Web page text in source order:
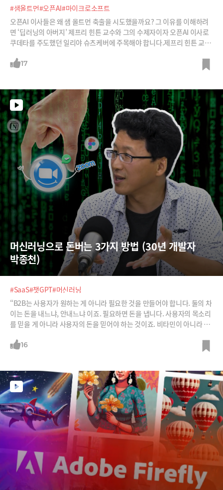
#샘올트먼#오픈AI#마이크로소프트
오픈AI 이사들은 왜 샘 올트먼 축출을 시도했을까요? 그 이유를 이해하려
면 ‘딥러닝의 아버지’ 제프리 힌튼 교수와 그의 수제자이자 오픈AI 이사로
쿠데타를 주도했던 일리야 슈츠케버에 주목해야 합니다.제프리 힌튼 교수
다 더 우수한 언어모델을 가지고 있었음에도 위험성을 고려해 발표하지 않
부작용과 역기능을 막기 위해서 이득의 두배가 넘는 돈을 지불해야 할 것이
다”라고 했죠. 제프리 힌튼의 아바타로 불리자 그의 수제자였던 인물이 바
로 일리야 수츠케버입니다.오픈AI는 설립목적이 안전한 인공일반지능(A
GI) 개발입니다. AI 개발이 아니라 ‘안전한’ AI 개발이 목적입니다. 오픈AI
이사회가 오픈AI 경영을 맡겠다는 일론 머스크의 제안을 거절한 것도 이때
문이었죠. 이번 쿠데타 역시
17
머신러닝으로 돈버는 3가지 방법 (30년 개발자
박종천)
#SaaS#챗GPT#머신러닝
“B2B는 사용자가 원하는 게 아니라 필요한 것을 만들어야 합니다. 둘의 차
이는 돈을 내느냐, 안내느냐 이죠. 필요하면 돈을 냅니다. 사용자의 목소리
를 믿을 게 아니라 사용자의 돈을 믿어야 하는 것이죠. 비타민이 아니라 결
다.”30년 개발자 박종천님의 사스(SaaS) 강의 2편입니다. B2B 사스는 어
16